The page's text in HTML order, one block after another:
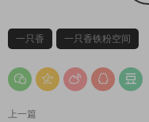
一只香 一只香铁粉空间
上一篇